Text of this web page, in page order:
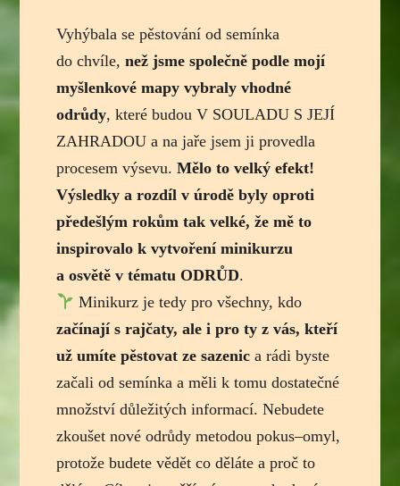
Vyhýbala se pěstování od semínka
do chvíle, než jsme společně podle mojí
myšlenkové mapy vybraly vhodné
odrůdy, které budou V SOULADU S JEJÍ
ZAHRADOU a na jaře jsem ji provedla
procesem výsevu. Mělo to velký efekt!
Výsledky a rozdíl v úrodě byly oproti
předešlým rokům tak velké, že mě to
inspirovalo k vytvoření minikurzu
a osvětě v tématu ODRŮD.
Minikurz je tedy pro všechny, kdo
začínají s rajčaty, ale i pro ty z vás, kteří
už umíte pěstovat ze sazenica rádi byste
začali od semínka a měli k tomu dostatečné
množství důležitých informací. Nebudete
zkoušet nové odrůdy metodou pokus–omyl,
protože budete vědět co děláte a proč to